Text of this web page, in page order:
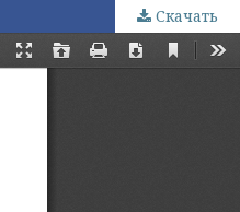
Скачать